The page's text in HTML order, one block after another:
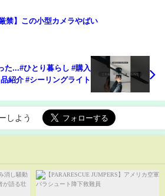
禁】この小型カメラやばい
た...#ひとり暮らし #購入
品紹介 #シーリングライト
しよう